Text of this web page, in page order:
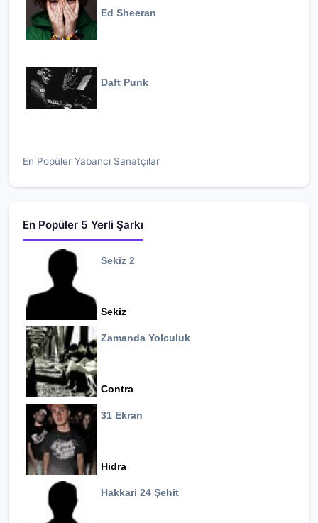
Ed Sheeran
Daft Punk
En Popüler Yabancı Sanatçılar
En Popüler 5 Yerli Şarkı
Sekiz 2
Sekiz
Zamanda Yolculuk
Contra
31 Ekran
Hidra
Hakkari 24 Şehit